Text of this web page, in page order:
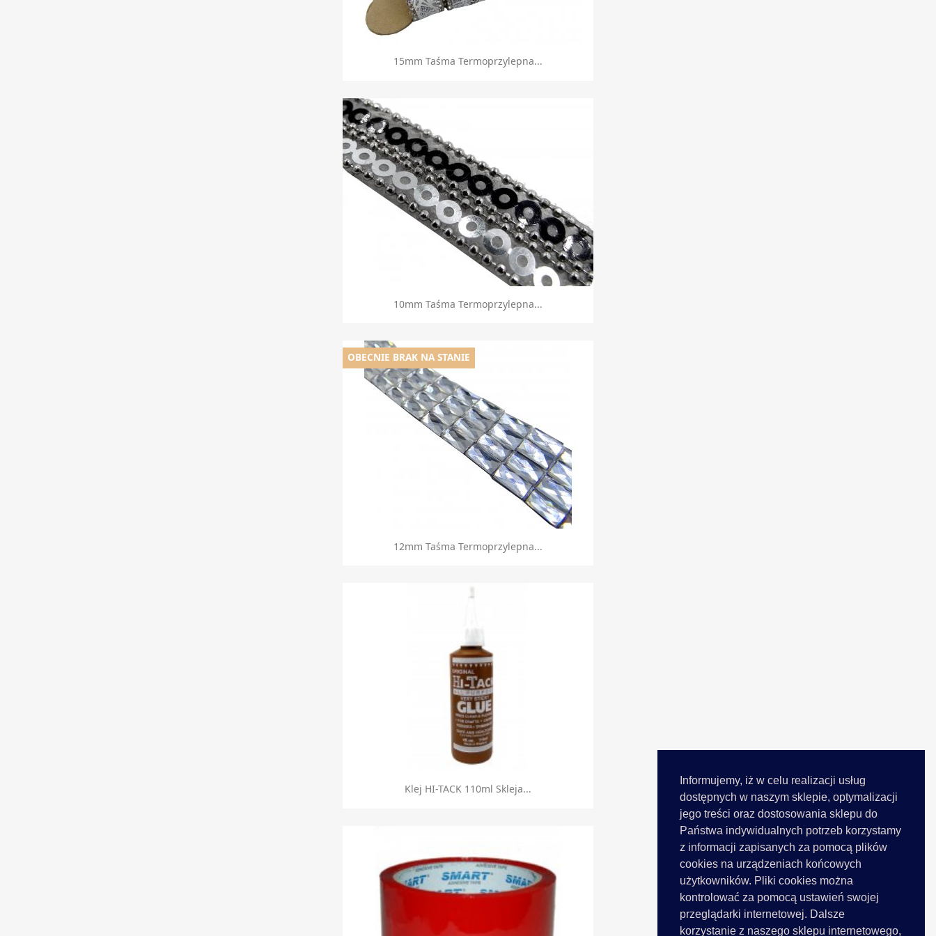
Informujemy, iż w celu realizacji usług
dostępnych w naszym sklepie, optymalizacji
jego treści oraz dostosowania sklepu do
Państwa indywidualnych potrzeb korzystamy
z informacji zapisanych za pomocą plików
cookies na urządzeniach końcowych
użytkowników. Pliki cookies można
kontrolować za pomocą ustawień swojej
przeglądarki internetowej. Dalsze
korzystanie z naszego sklepu internetowego,
Szybki podgląd
15mm Taśma Termoprzylepna...
Szybki podgląd
10mm Taśma Termoprzylepna...
Szybki podgląd
12mm Taśma Termoprzylepna...
OBECNIE BRAK NA STANIE
Szybki podgląd
Klej HI-TACK 110ml Skleja...